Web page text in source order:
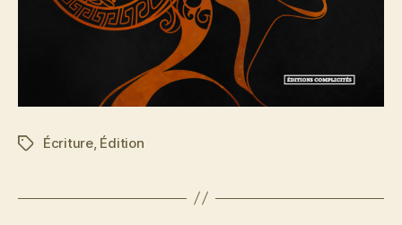
Étiquettes
Écriture, Édition